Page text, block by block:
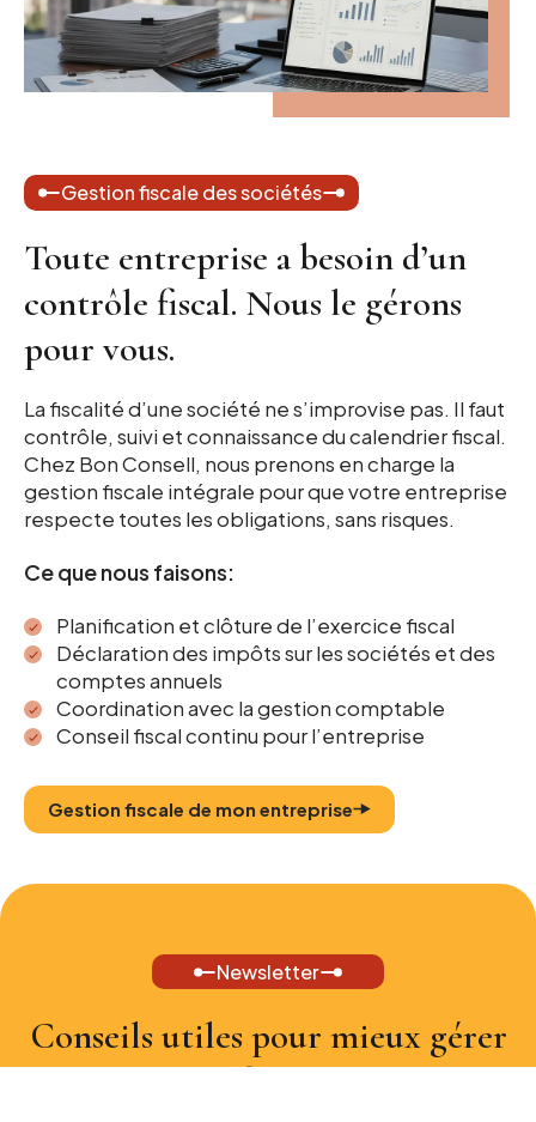
Gestion fiscale des sociétés
Toute entreprise a besoin d’un
contrôle fiscal. Nous le gérons
pour vous.
La fiscalité d’une société ne s’improvise pas. Il faut
contrôle, suivi et connaissance du calendrier fiscal.
Chez Bon Consell, nous prenons en charge la
gestion fiscale intégrale pour que votre entreprise
respecte toutes les obligations, sans risques.
Ce que nous faisons:
Planification et clôture de l’exercice fiscal
Déclaration des impôts sur les sociétés et des
comptes annuels
Coordination avec la gestion comptable
Conseil fiscal continu pour l’entreprise
Gestion fiscale de mon entreprise
Newsletter
Conseils utiles pour mieux gérer
vos finances